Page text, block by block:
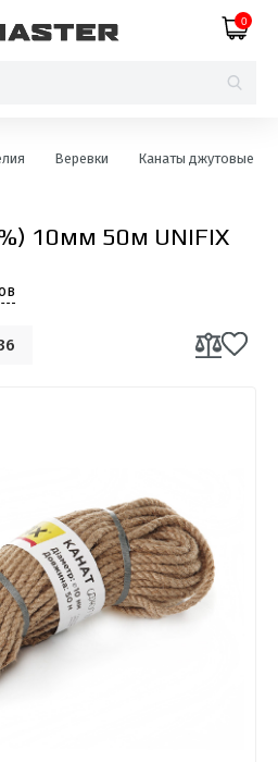
0
Веревки Канаты джутовые
10мм 50м UNIFIX